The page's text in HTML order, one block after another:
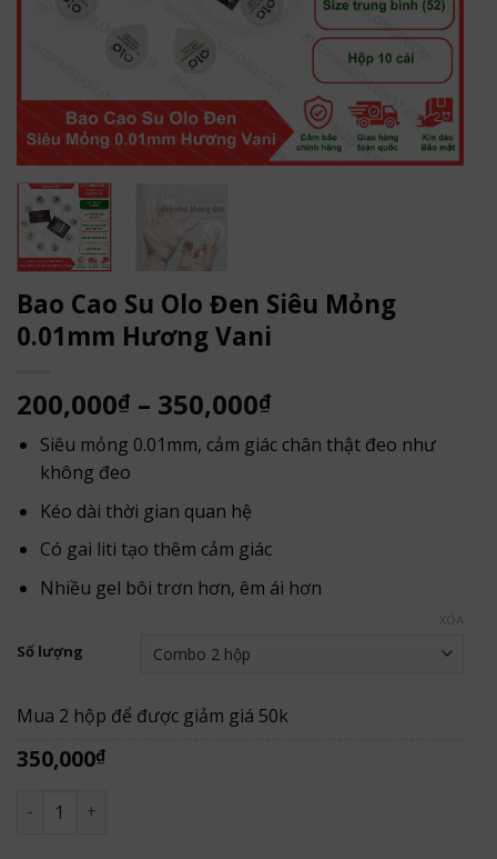
Bao Cao Su Olo Đen Siêu Mỏng
0.01mm Hương Vani
200,000₫ – 350,000₫Khoảng
giá:
từ
350,000₫
Siêu mỏng 0.01mm, cảm giác chân thật đeo như
không đeo
Kéo dài thời gian quan hệ
Có gai liti tạo thêm cảm giác
Nhiều gel bôi trơn hơn, êm ái hơn
Số lượng
XÓA
Mua 2 hộp để được giảm giá 50k
350,000₫
Bao Cao Su Olo Đen Siêu Mỏng 0.01mm Hương Vani số